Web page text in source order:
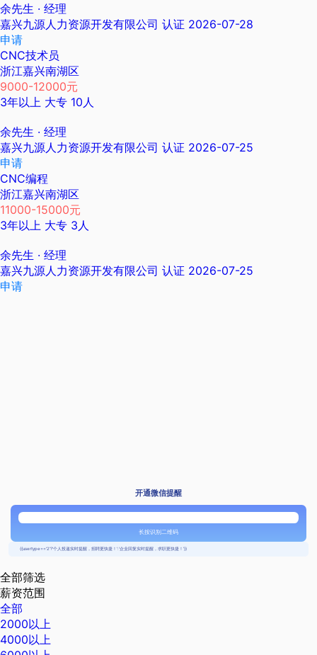
余先生 · 经理
嘉兴九源人力资源开发有限公司 认证 2026-07-28
申请
CNC技术员
浙江嘉兴南湖区
9000-12000元
3年以上 大专 10人
余先生 · 经理
嘉兴九源人力资源开发有限公司 认证 2026-07-25
申请
CNC编程
浙江嘉兴南湖区
11000-15000元
3年以上 大专 3人
余先生 · 经理
嘉兴九源人力资源开发有限公司 认证 2026-07-25
申请
开通微信提醒
长按识别二维码
{{usertype=='2'?'个人投递实时提醒，招聘更快捷！':'企业回复实时提醒，求职更快捷！'}}
全部筛选
薪资范围
全部
2000以上
4000以上